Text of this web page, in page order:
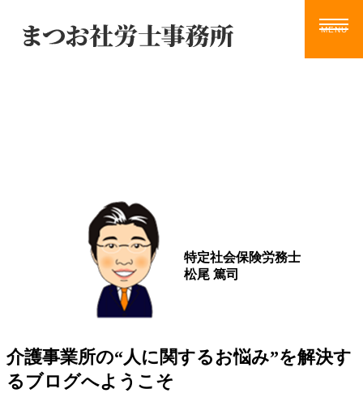
特定社会保険労務士
松尾 篤司
介護事業所の“人に関するお悩み”を解決す
るブログへようこそ